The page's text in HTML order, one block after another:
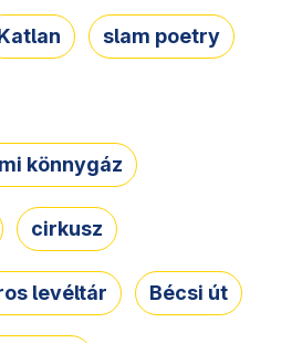
slam poetry
könnygáz
cirkusz
levéltár Bécsi út